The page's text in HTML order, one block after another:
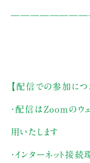
【配信での参加につ
・配信はZoomのウ
用いたします
・インターネット接